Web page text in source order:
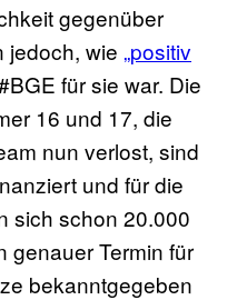
gegenüber
jedoch, wie „positiv
für sie war. Die
16 und 17, die
nun verlost, sind
und für die
sich schon 20.000
genauer Termin für
bekanntgegeben